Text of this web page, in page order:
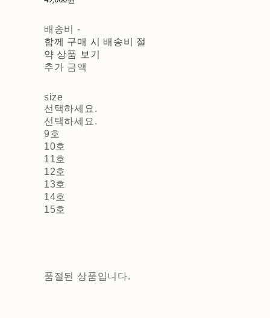
배송비 -
함께 구매 시 배송비 절
약 상품 보기
추가 금액
size
선택하세요.
선택하세요.
9호
10호
11호
12호
13호
14호
15호
품절된 상품입니다.